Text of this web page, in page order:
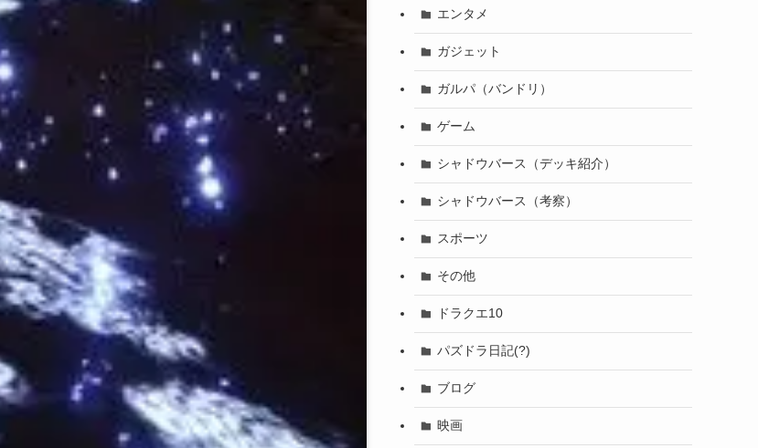
エンタメ
ガジェット
ガルパ（バンドリ）
ゲーム
シャドウバース（デッキ紹介）
シャドウバース（考察）
スポーツ
その他
ドラクエ10
パズドラ日記(?)
ブログ
映画